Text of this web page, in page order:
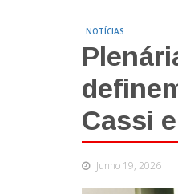
NOTÍCIAS
Cassi
Junho 19, 2026